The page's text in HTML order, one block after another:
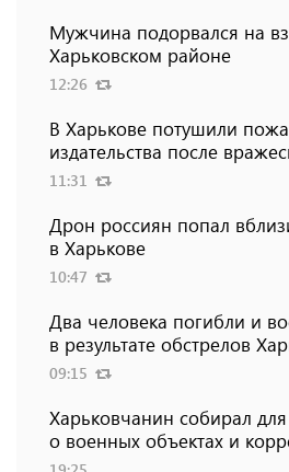
Мужчина подорвался на
Харьковском районе
12:26
В Харькове потушили
издательства после
11:31
Дрон россиян попал
в Харькове
10:47
Два человека погибли и
в результате обстрелов
09:15
Харьковчанин собирал
о военных объектах и